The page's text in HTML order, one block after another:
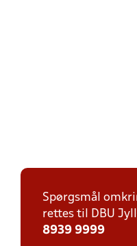
Spørgsmål
rettes til DBU
8939 9999